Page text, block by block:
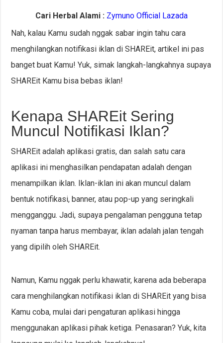
Cari Herbal Alami : Zymuno Official Lazada
Nah, kalau Kamu sudah nggak sabar ingin tahu cara
menghilangkan notifikasi iklan di SHAREit, artikel ini pas
banget buat Kamu! Yuk, simak langkah-langkahnya supaya
SHAREit Kamu bisa bebas iklan!
Kenapa SHAREit Sering
Muncul Notifikasi Iklan?
SHAREit adalah aplikasi gratis, dan salah satu cara
aplikasi ini menghasilkan pendapatan adalah dengan
menampilkan iklan. Iklan-iklan ini akan muncul dalam
bentuk notifikasi, banner, atau pop-up yang seringkali
mengganggu. Jadi, supaya pengalaman pengguna tetap
nyaman tanpa harus membayar, iklan adalah jalan tengah
yang dipilih oleh SHAREit.
Namun, Kamu nggak perlu khawatir, karena ada beberapa
cara menghilangkan notifikasi iklan di SHAREit yang bisa
Kamu coba, mulai dari pengaturan aplikasi hingga
menggunakan aplikasi pihak ketiga. Penasaran? Yuk, kita